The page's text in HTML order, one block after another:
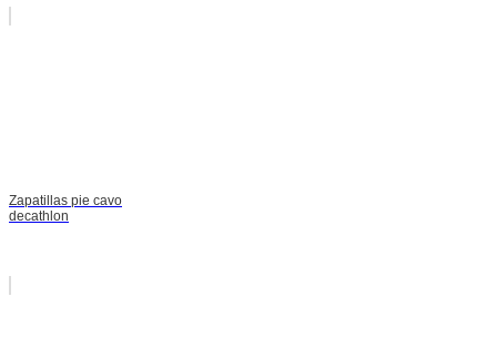
Zapatillas pie cavo
decathlon